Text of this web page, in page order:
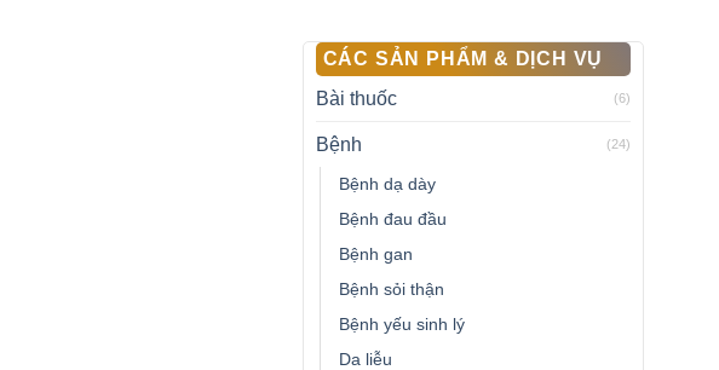
CÁC SẢN PHẨM & DỊCH VỤ
Bài thuốc
(6)
Bệnh (24)
Bệnh dạ dày
Bệnh đau đầu
Bệnh gan
Bệnh sỏi thận
Bệnh yếu sinh lý
Da liễu